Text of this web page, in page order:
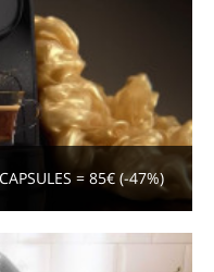
= 85€ (-47%)